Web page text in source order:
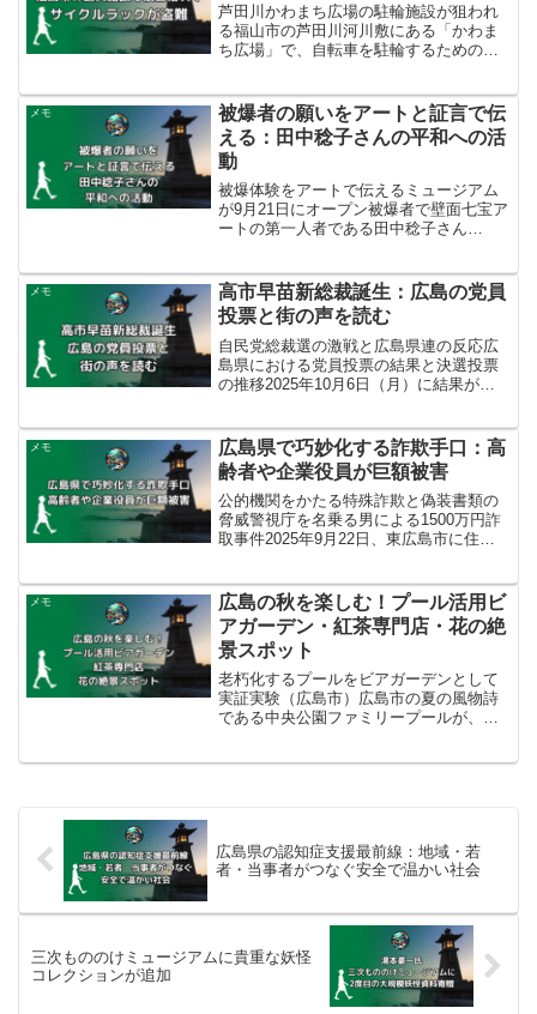
芦田川かわまち広場の駐輪施設が狙われ
る福山市の芦田川河川敷にある「かわま
ち広場」で、自転車を駐輪するためのス
ごろ、広場の管理を委託されているスポ
ーツ協会の職員が巡...
メモ
被爆者の願いをアートと証言で伝
える：田中稔子さんの平和への活
動
被爆体験をアートで伝えるミュージアム
が9月21日にオープン被爆者で壁面七宝ア
ートの第一人者である田中稔子さん
区にオープンしました。NPO法人が設立
したこのミュージ...
メモ
高市早苗新総裁誕生：広島の党員
投票と街の声を読む
自民党総裁選の激戦と広島県連の反応広
島県における党員投票の結果と決選投票
の推移2025年10月6日（月）に結果が出
島市中区のホテルで開票が行われた広島
県支部連合会の党員...
メモ
広島県で巧妙化する詐欺手口：高
齢者や企業役員が巨額被害
公的機関をかたる特殊詐欺と偽装書類の
脅威警視庁を名乗る男による1500万円詐
取事件2025年9月22日、東広島市に住む
をだまし取られました。被害は、男性が
広島市中...
メモ
広島の秋を楽しむ！プール活用ビ
アガーデン・紅茶専門店・花の絶
景スポット
老朽化するプールをビアガーデンとして
実証実験（広島市）広島市の夏の風物詩
である中央公園ファミリープールが、来
広島県の認知症支援最前線：地域・若
者・当事者がつなぐ安全で温かい社会
三次もののけミュージアムに貴重な妖怪
コレクションが追加